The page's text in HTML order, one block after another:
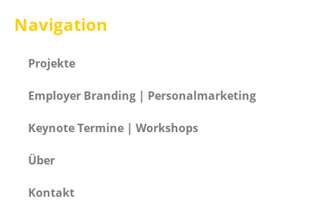
Navigation
Projekte
Employer Branding | Personalmarketing
Keynote Termine | Workshops
Über
Kontakt